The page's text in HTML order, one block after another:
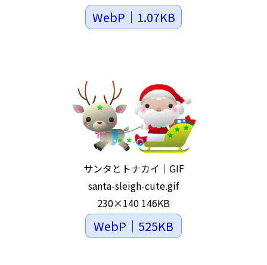
WebP｜1.07KB
サンタとトナカイ｜GIF
santa-sleigh-cute.gif
230×140 146KB
WebP｜525KB